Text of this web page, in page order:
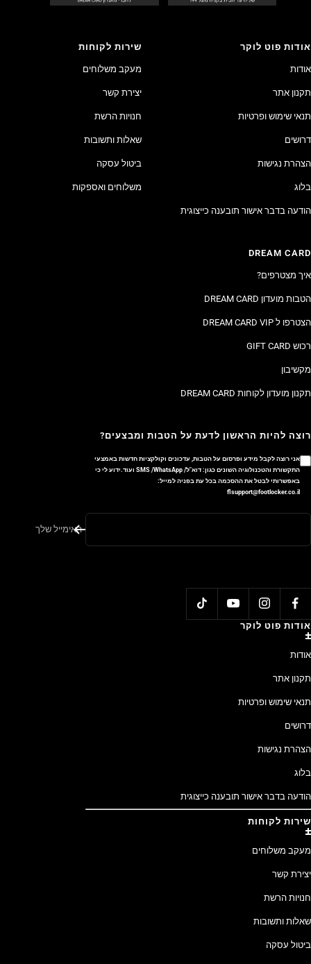
אודות פוט לוקר
אודות
תקנון אתר
תנאי שימוש ופרטיות
דרושים
הצהרת נגישות
בלוג
הודעה בדבר אישור תובענה כייצוגית
שירות לקוחות
מעקב משלוחים
יצירת קשר
חנויות הרשת
שאלות ותשובות
ביטול עסקה
משלוחים ואספקות
DREAM CARD
איך מצטרפים?
הטבות מועדון DREAM CARD
הצטרפו ל DREAM CARD VIP
רכוש GIFT CARD
מקשיבון
תקנון מועדון לקוחות DREAM CARD
רוצה להיות הראשון לדעת על הטבות ומבצעים?
אני רוצה לקבל מידע ופרסום על הטבות, עדכונים וקולקציות חדשות באמצעי
התקשורת והטכנולוגיה השונים כגון: דוא"ל/ SMS /WhatsApp ועוד.ידוע לי כי
באפשרותי לבטל את ההסכמה בכל עת בפניה למייל:
flsupport@footlocker.co.il
האימייל שלך
אודות פוט לוקר
אודות
תקנון אתר
תנאי שימוש ופרטיות
דרושים
הצהרת נגישות
בלוג
הודעה בדבר אישור תובענה כייצוגית
שירות לקוחות
מעקב משלוחים
יצירת קשר
חנויות הרשת
שאלות ותשובות
ביטול עסקה